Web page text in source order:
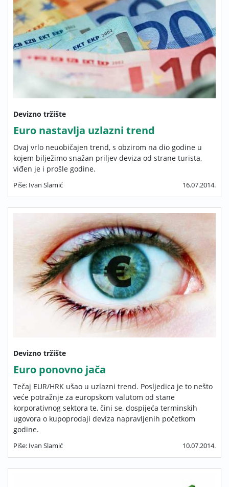
Devizno tržište
Euro nastavlja uzlazni trend
Ovaj vrlo neuobičajen trend, s obzirom na dio godine u
kojem bilježimo snažan priljev deviza od strane turista,
viđen je i prošle godine.
Piše: Ivan Slamić 16.07.2014.
Devizno tržište
Euro ponovno jača
Tečaj EUR/HRK ušao u uzlazni trend. Posljedica je to nešto
veće potražnje za europskom valutom od stane
korporativnog sektora te, čini se, dospijeća terminskih
ugovora o kupoprodaji deviza napravljenih početkom
godine.
Piše: Ivan Slamić 10.07.2014.